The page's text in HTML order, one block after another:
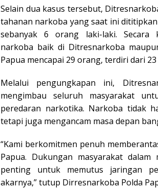
Selain dua kasus tersebut,
tahanan narkoba yang saat ini
sebanyak 6 orang laki-laki. Secara
narkoba baik di Ditresnarkoba
Papua mencapai 29 orang, terdiri dari
Melalui pengungkapan ini,
mengimbau seluruh masyarakat
peredaran narkotika. Narkoba tidak
tetapi juga mengancam masa depan
“Kami berkomitmen penuh
Papua. Dukungan masyarakat
penting untuk memutus jaringan
akarnya,” tutup Dirresnarkoba Polda